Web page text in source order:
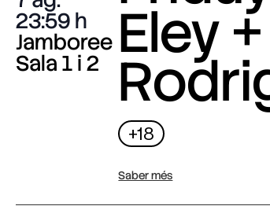
23:59
Jamboree
Sala 1 i 2 Eley
+18
Saber més